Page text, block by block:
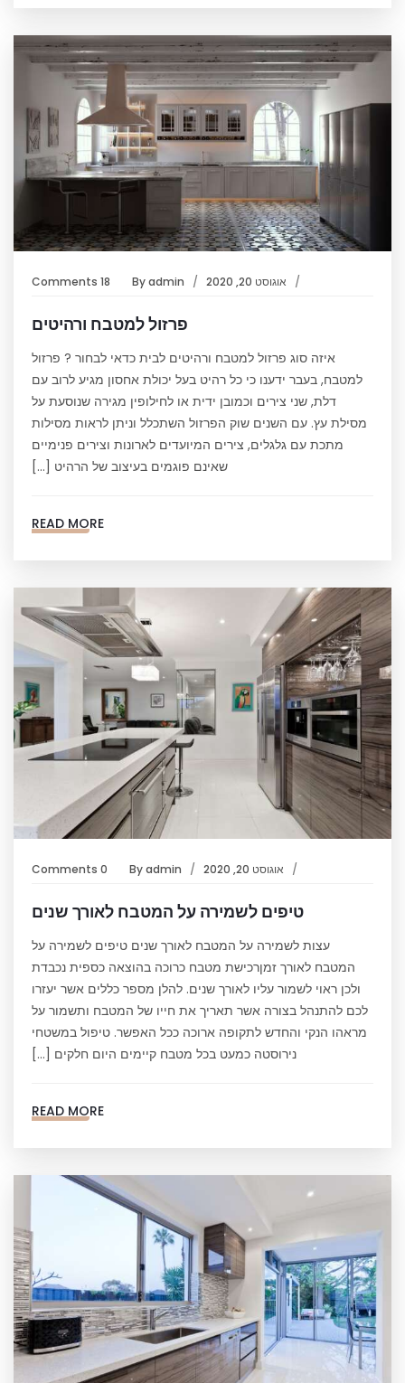
אוגוסט 20, 2020 Byadmin
18 Comments
פרזול למטבח ורהיטים
איזה סוג פרזול למטבח ורהיטים לבית כדאי לבחור ? פרזול
למטבח, בעבר ידענו כי כל רהיט בעל יכולת אחסון מגיע לרוב עם
דלת, שני צירים וכמובן ידית או לחילופין מגירה שנוסעת על
מסילת עץ. עם השנים שוק הפרזול השתכלל וניתן לראות מסילות
מתכת עם גלגלים, צירים המיועדים לארונות וצירים פנימיים
שאינם פוגמים בעיצוב של הרהיט […]
READ MORE
אוגוסט 20, 2020 Byadmin
0 Comments
טיפים לשמירה על המטבח לאורך שנים
עצות לשמירה על המטבח לאורך שנים טיפים לשמירה על
המטבח לאורך זמןרכישת מטבח כרוכה בהוצאה כספית נכבדת
ולכן ראוי לשמור עליו לאורך שנים. להלן מספר כללים אשר יעזרו
לכם להתנהל בצורה אשר תאריך את חייו של המטבח ותשמור על
מראהו הנקי והחדש לתקופה ארוכה ככל האפשר. טיפול במשטחי
נירוסטה כמעט בכל מטבח קיימים היום חלקים […]
READ MORE